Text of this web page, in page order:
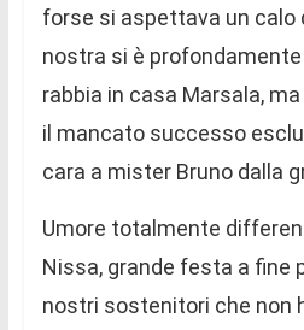
forse si aspettava un calo
nostra si è
rabbia in casa Marsala,
il mancato successo
cara a mister Bruno dalla
Umore totalmente
Nissa, grande festa a fine
nostri sostenitori che non